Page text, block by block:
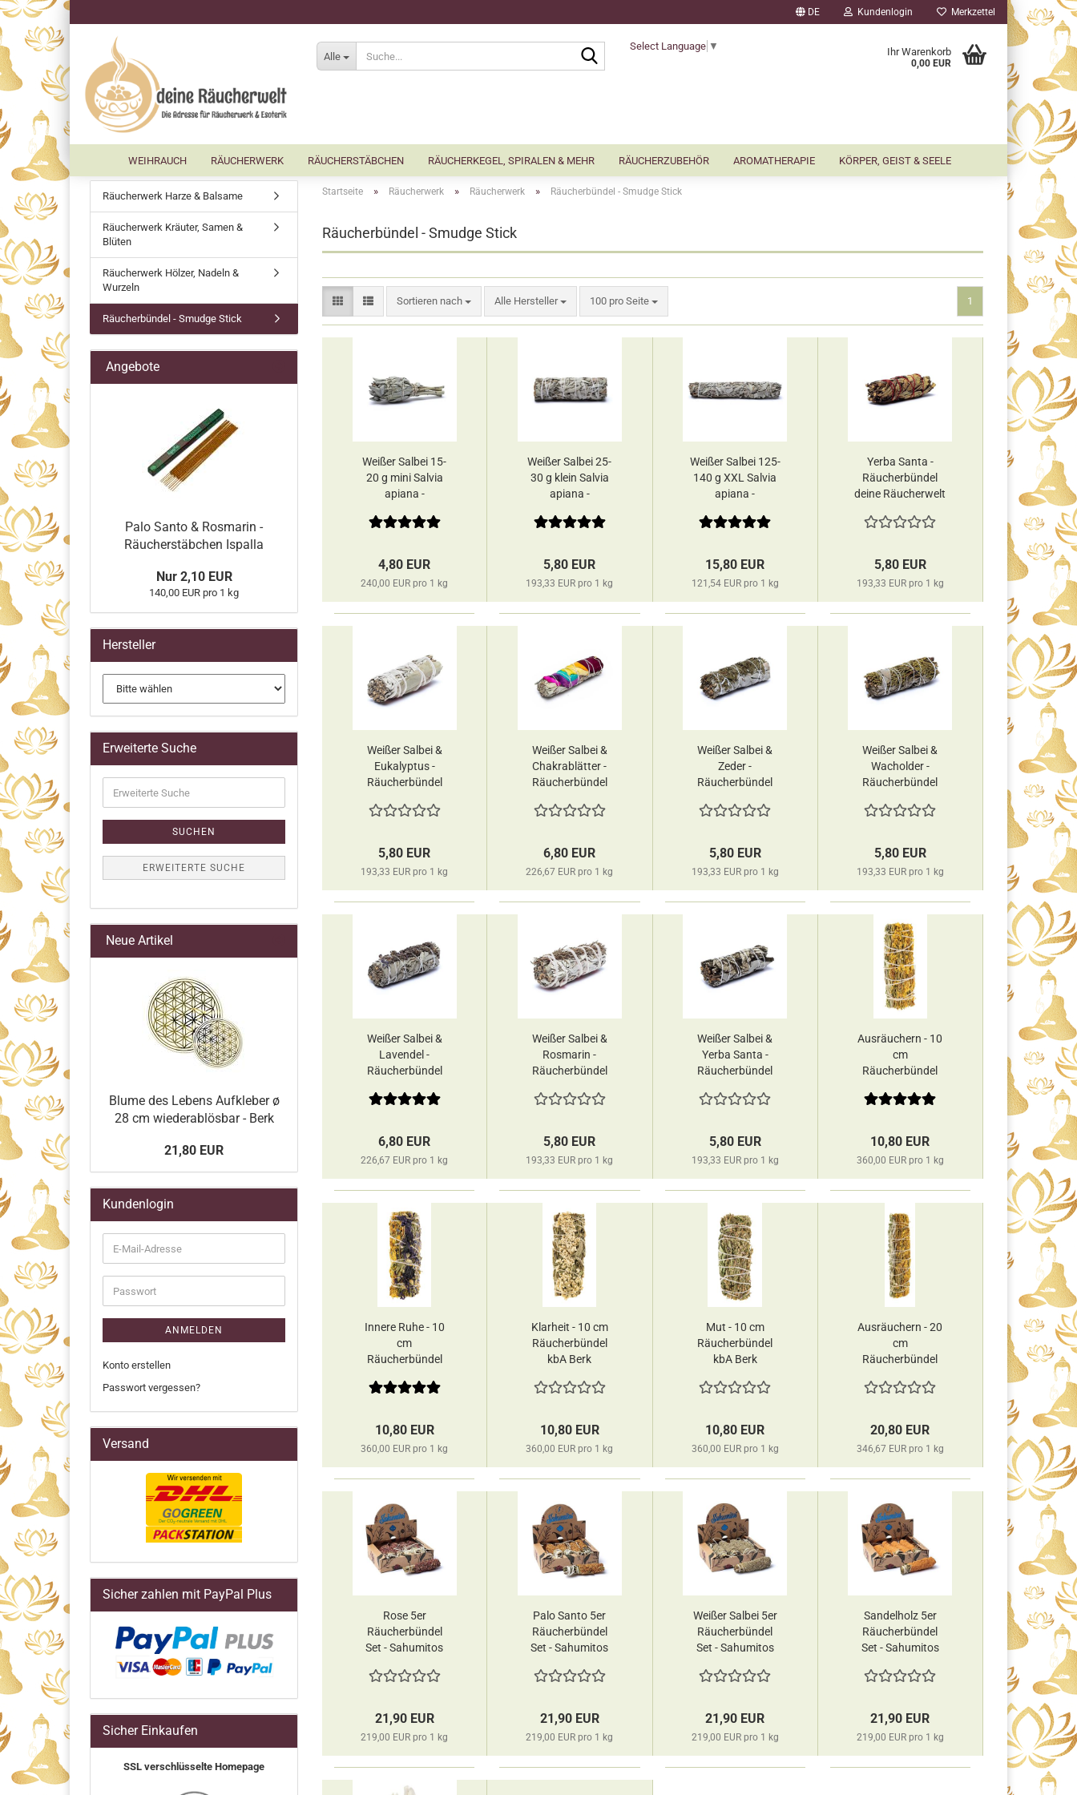
DE Kundenlogin Merkzettel
Alle
Suche...Select Language ▼ Ihr Warenkorb
0,00 EUR
WEIHRAUCH RÄUCHERWERK RÄUCHERSTÄBCHEN RÄUCHERKEGEL, SPIRALEN & MEHR RÄUCHERZUBEHÖR AROMATHERAPIE KÖRPER, GEIST & SEELE
Startseite » Räucherwerk » Räucherwerk » Räucherbündel - Smudge Stick
Räucherbündel - Smudge Stick
Sortieren nach
Sortieren nach Alle Hersteller 100 pro Seite
pro Seite 1
Weißer Salbei 15-
20 g mini Salvia
apiana -
deine Räucherwelt
4,80 EUR
240,00 EUR pro 1 kg
Weißer Salbei 25-
30 g klein Salvia
apiana -
deine Räucherwelt
5,80 EUR
193,33 EUR pro 1 kg
Weißer Salbei 125-
140 g XXL Salvia
apiana -
deine Räucherwelt
15,80 EUR
121,54 EUR pro 1 kg
Yerba Santa -
Räucherbündel
deine Räucherwelt
5,80 EUR
193,33 EUR pro 1 kg
Weißer Salbei &
Eukalyptus -
Räucherbündel
5,80 EUR
193,33 EUR pro 1 kg
Weißer Salbei &
Chakrablätter -
Räucherbündel
6,80 EUR
226,67 EUR pro 1 kg
Weißer Salbei &
Zeder -
Räucherbündel
5,80 EUR
193,33 EUR pro 1 kg
Weißer Salbei &
Wacholder -
Räucherbündel
5,80 EUR
193,33 EUR pro 1 kg
Weißer Salbei &
Lavendel -
Räucherbündel
6,80 EUR
226,67 EUR pro 1 kg
Weißer Salbei &
Rosmarin -
Räucherbündel
5,80 EUR
193,33 EUR pro 1 kg
Weißer Salbei &
Yerba Santa -
Räucherbündel
5,80 EUR
193,33 EUR pro 1 kg
Ausräuchern - 10
cm
Räucherbündel
10,80 EUR
360,00 EUR pro 1 kg
Innere Ruhe - 10
cm
Räucherbündel
10,80 EUR
360,00 EUR pro 1 kg
Klarheit - 10 cm
Räucherbündel
kbA Berk
10,80 EUR
360,00 EUR pro 1 kg
Mut - 10 cm
Räucherbündel
kbA Berk
10,80 EUR
360,00 EUR pro 1 kg
Ausräuchern - 20
cm
Räucherbündel
20,80 EUR
346,67 EUR pro 1 kg
Rose 5er
Räucherbündel
Set - Sahumitos
Madre
21,90 EUR
219,00 EUR pro 1 kg
Palo Santo 5er
Räucherbündel
Set - Sahumitos
Madre
21,90 EUR
219,00 EUR pro 1 kg
Weißer Salbei 5er
Räucherbündel
Set - Sahumitos
Madre
21,90 EUR
219,00 EUR pro 1 kg
Sandelholz 5er
Räucherbündel
Set - Sahumitos
Madre
21,90 EUR
219,00 EUR pro 1 kg
Räucherwerk Harze & Balsame
Räucherwerk Kräuter, Samen &
Blüten
Räucherwerk Hölzer, Nadeln &
Wurzeln
Räucherbündel - Smudge Stick
Angebote
Palo Santo & Rosmarin -
Räucherstäbchen Ispalla
Nur 2,10 EUR
140,00 EUR pro 1 kg
Hersteller
Erweiterte Suche
Suche
SUCHEN
ERWEITERTE SUCHE
Neue Artikel
Blume des Lebens Aufkleber ø
28 cm wiederablösbar - Berk
21,80 EUR
Kundenlogin
E-
Mail-
Adresse
Passwort
ANMELDEN
Konto erstellen
Passwort vergessen?
Versand
Sicher zahlen mit PayPal Plus
Sicher Einkaufen
SSL verschlüsselte Homepage